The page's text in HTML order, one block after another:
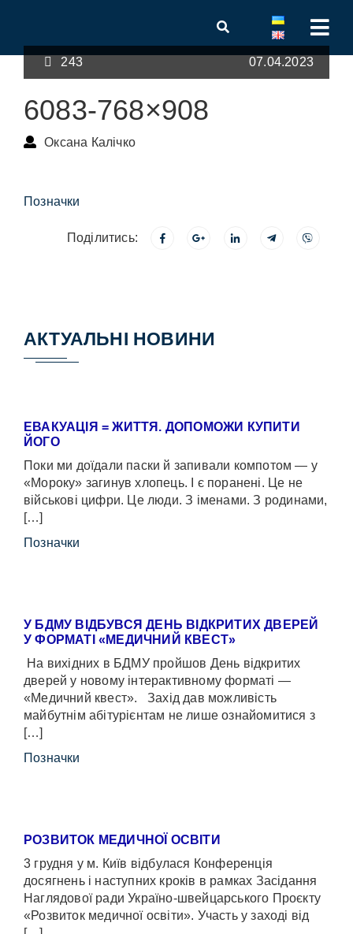
243 07.04.2023
6083-768×908
Оксана Калічко
Позначки
Поділитись:
АКТУАЛЬНІ НОВИНИ
ЕВАКУАЦІЯ = ЖИТТЯ. ДОПОМОЖИ КУПИТИ
ЙОГО
Поки ми доїдали паски й запивали компотом — у
«Мороку» загинув хлопець. І є поранені. Це не
військові цифри. Це люди. З іменами. З родинами,
[…]
Позначки
У БДМУ ВІДБУВСЯ ДЕНЬ ВІДКРИТИХ ДВЕРЕЙ
У ФОРМАТІ «МЕДИЧНИЙ КВЕСТ»
На вихідних в БДМУ пройшов День відкритих
дверей у новому інтерактивному форматі —
«Медичний квест». Захід дав можливість
майбутнім абітурієнтам не лише ознайомитися з
[…]
Позначки
РОЗВИТОК МЕДИЧНОЇ ОСВІТИ
3 грудня у м. Київ відбулася Конференція
досягнень і наступних кроків в рамках Засідання
Наглядової ради Україно-швейцарського Проєкту
«Розвиток медичної освіти». Участь у заході від